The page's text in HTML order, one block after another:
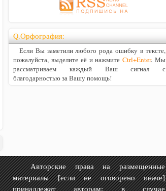
Q.Орфография:
Если Вы заметили любого рода ошибку в тексте,
пожалуйста, выделите её и нажмитеCtrl+Enter. Мы
рассматриваем каждый Ваш сигнал с
благодарностью за Вашу помощь!
Авторские права на размещенные
материалы [если не оговорено иначе]
принадлежат авторам; в случае